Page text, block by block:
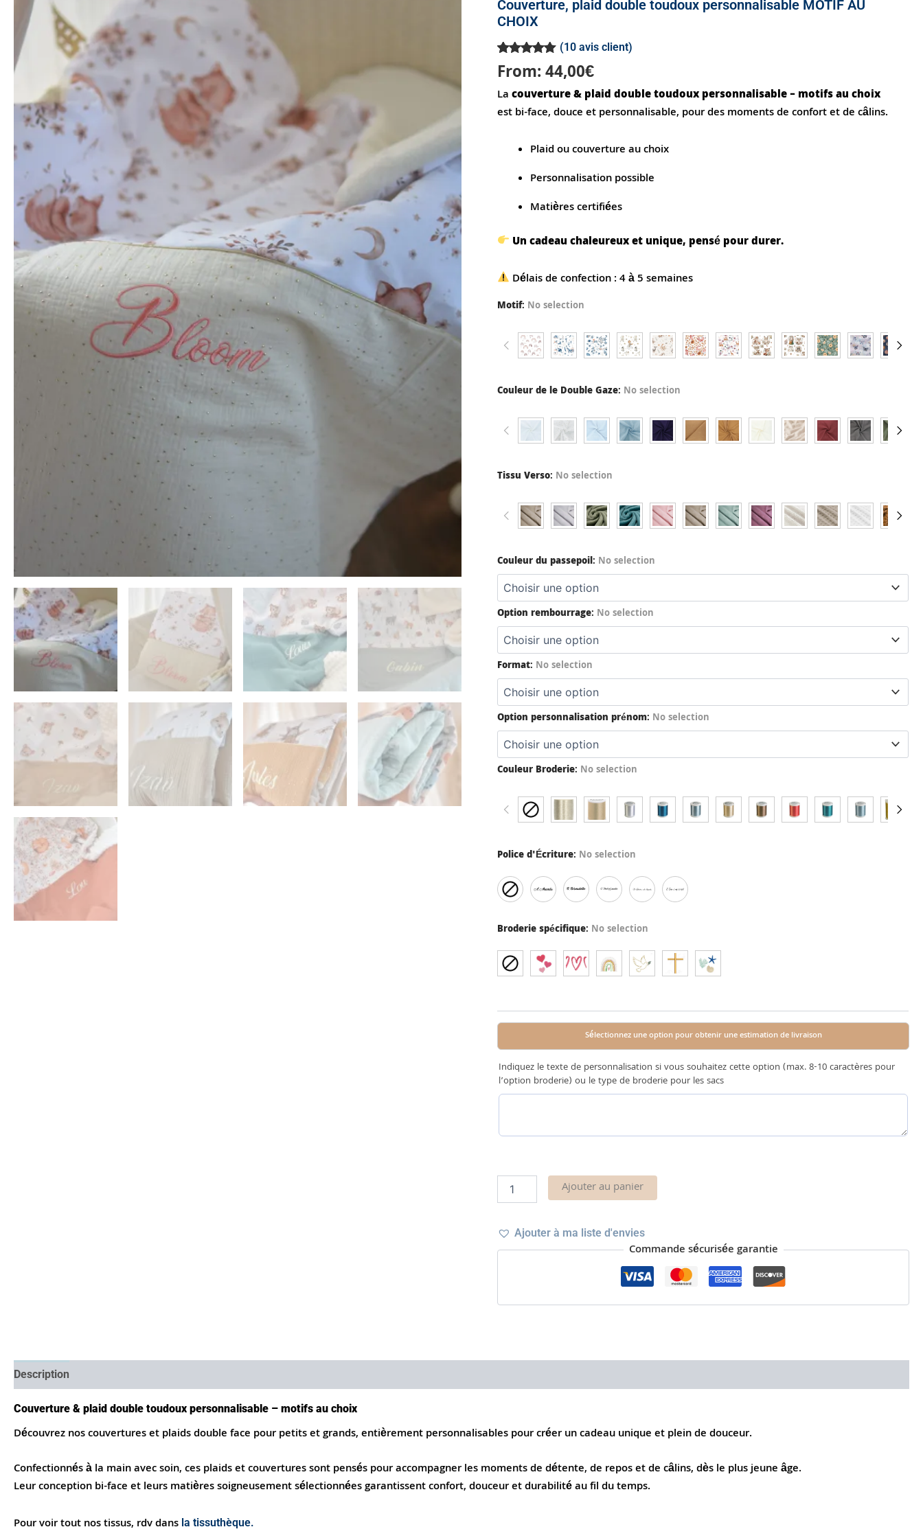
Couverture, plaid double toudoux personnalisable MOTIF AU
CHOIX
Noté
sur 5
10
notations
client
(10avis client)
From:44,00€
Lacouverture & plaid double toudoux personnalisable – motifs au choix
est bi-face, douce et personnalisable, pour des moments de confort et de câlins.
Plaid ou couverture au choix
Personnalisation possible
Matières certifiées
Un cadeau chaleureux et unique, pensé pour durer.
Délais de confection : 4 à 5 semaines
Motif: No selection
Couleur de le Double Gaze: No selection
Tissu Verso: No selection
Couleur du passepoil: No selection
Option rembourrage: No selection
Format: No selection
Option personnalisation prénom: No selection
Couleur Broderie: No selection
Police d'Écriture: No selection
Broderie spécifique: No selection
Sélectionnez une option pour obtenir une estimation de livraison
Indiquez le texte de personnalisation si vous souhaitez cette option (max. 8-10 caractères pour
l’option broderie) ou le type de broderie pour les sacs
MOTIF
AU
Ajouter au panier
Ajouter à ma liste d'envies
Commande sécurisée garantie
Description
Couverture & plaid double toudoux personnalisable – motifs au choix
Découvrez nos couvertures et plaids double face pour petits et grands, entièrement personnalisables pour créer un cadeau unique et plein de douceur.
Confectionnés à la main avec soin, ces plaids et couvertures sont pensés pour accompagner les moments de détente, de repos et de câlins, dès le plus jeune âge.
Leur conception bi-face et leurs matières soigneusement sélectionnées garantissent confort, douceur et durabilité au fil du temps.
Pour voir tout nos tissus, rdv dans la tissuthèque.